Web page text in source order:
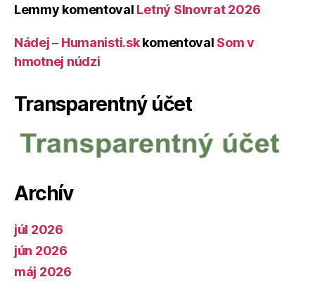
Lemmy komentoval Letný Slnovrat 2026
Nádej – Humanisti.skkomentoval Som v
hmotnej núdzi
Transparentný účet
Archív
júl 2026
jún 2026
máj 2026